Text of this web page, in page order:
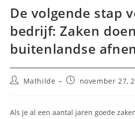
De volgende stap
bedrijf: Zaken
buitenlandse
BerichtMathilde
Berichtnovember 27,
Als je al een aantal jaren goede